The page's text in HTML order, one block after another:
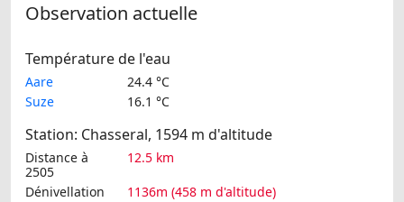
Observation actuelle
Température de l'eau
Aare
24.4 °C
Suze
16.1 °C
Station: Chasseral, 1594 m d'altitude
Distance à
2505
12.5 km
Dénivellation
1136m (458 m d'altitude)